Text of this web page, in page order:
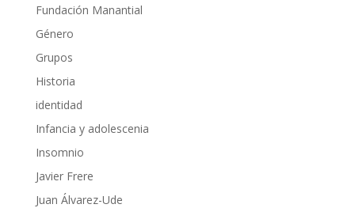
Fundación Manantial
Género
Grupos
Historia
identidad
Infancia y adolescenia
Insomnio
Javier Frere
Juan Álvarez-Ude